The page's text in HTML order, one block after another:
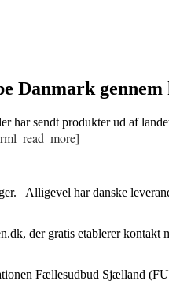
Danmark gennem
har sendt produkter ud af
Alligevel har danske
der gratis etablerer kontakt
Fællesudbud Sjælland